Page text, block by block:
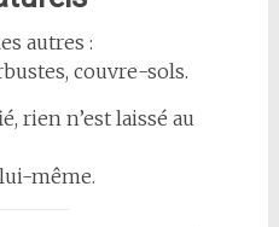
autres :
couvre-sols.
rien n’est laissé au
même.